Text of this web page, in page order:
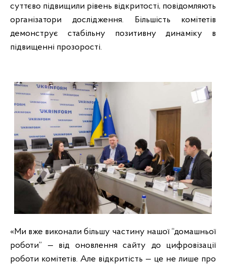
суттєво підвищили рівень відкритості, повідомляють
організатори дослідження. Більшість комітетів
демонструє стабільну позитивну динаміку в
підвищенні прозорості.
«Ми вже виконали більшу частину нашої “домашньої
роботи” — від оновлення сайту до цифровізації
роботи комітетів. Але відкритість — це не лише про